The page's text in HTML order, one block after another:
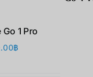
1 Pro
฿